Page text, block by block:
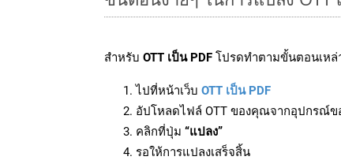
สำหรับ OTT เป็น PDF โปรดทำตามขั้นตอนเหล่
ไปที่หน้าเว็บ OTT เป็น PDF
อัปโหลดไฟล์ OTT ของคุณจากอุปกรณ์
คลิกที่ปุ่ม “แปลง”
รอให้การแปลงเสร็จสิ้น